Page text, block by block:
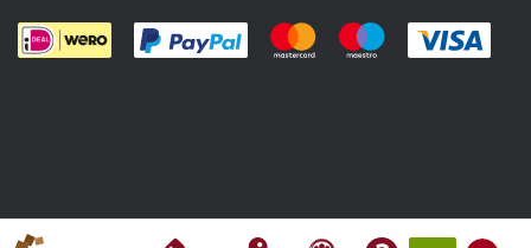
Je rekent gemakkelijk af met Paypal
Je rekent gemakkelijk af met
Je rekent